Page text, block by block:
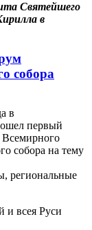
Святейшего
в
собора
в
первый
собора на тему
региональные
и всея Руси